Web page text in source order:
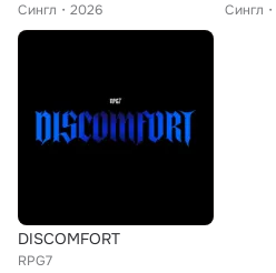
Сингл
2026
Сингл
DISCOMFORT
RPG7